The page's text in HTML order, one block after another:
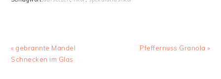
Vorheriger
Beitrag:
« gebrannte Mandel
Schnecken im Glas
Nächster
Pfeffernuss Granola »